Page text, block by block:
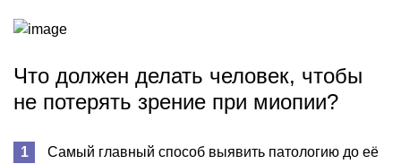
Что должен делать человек, чтобы
не потерять зрение при миопии?
Самый главный способ выявить патологию до её